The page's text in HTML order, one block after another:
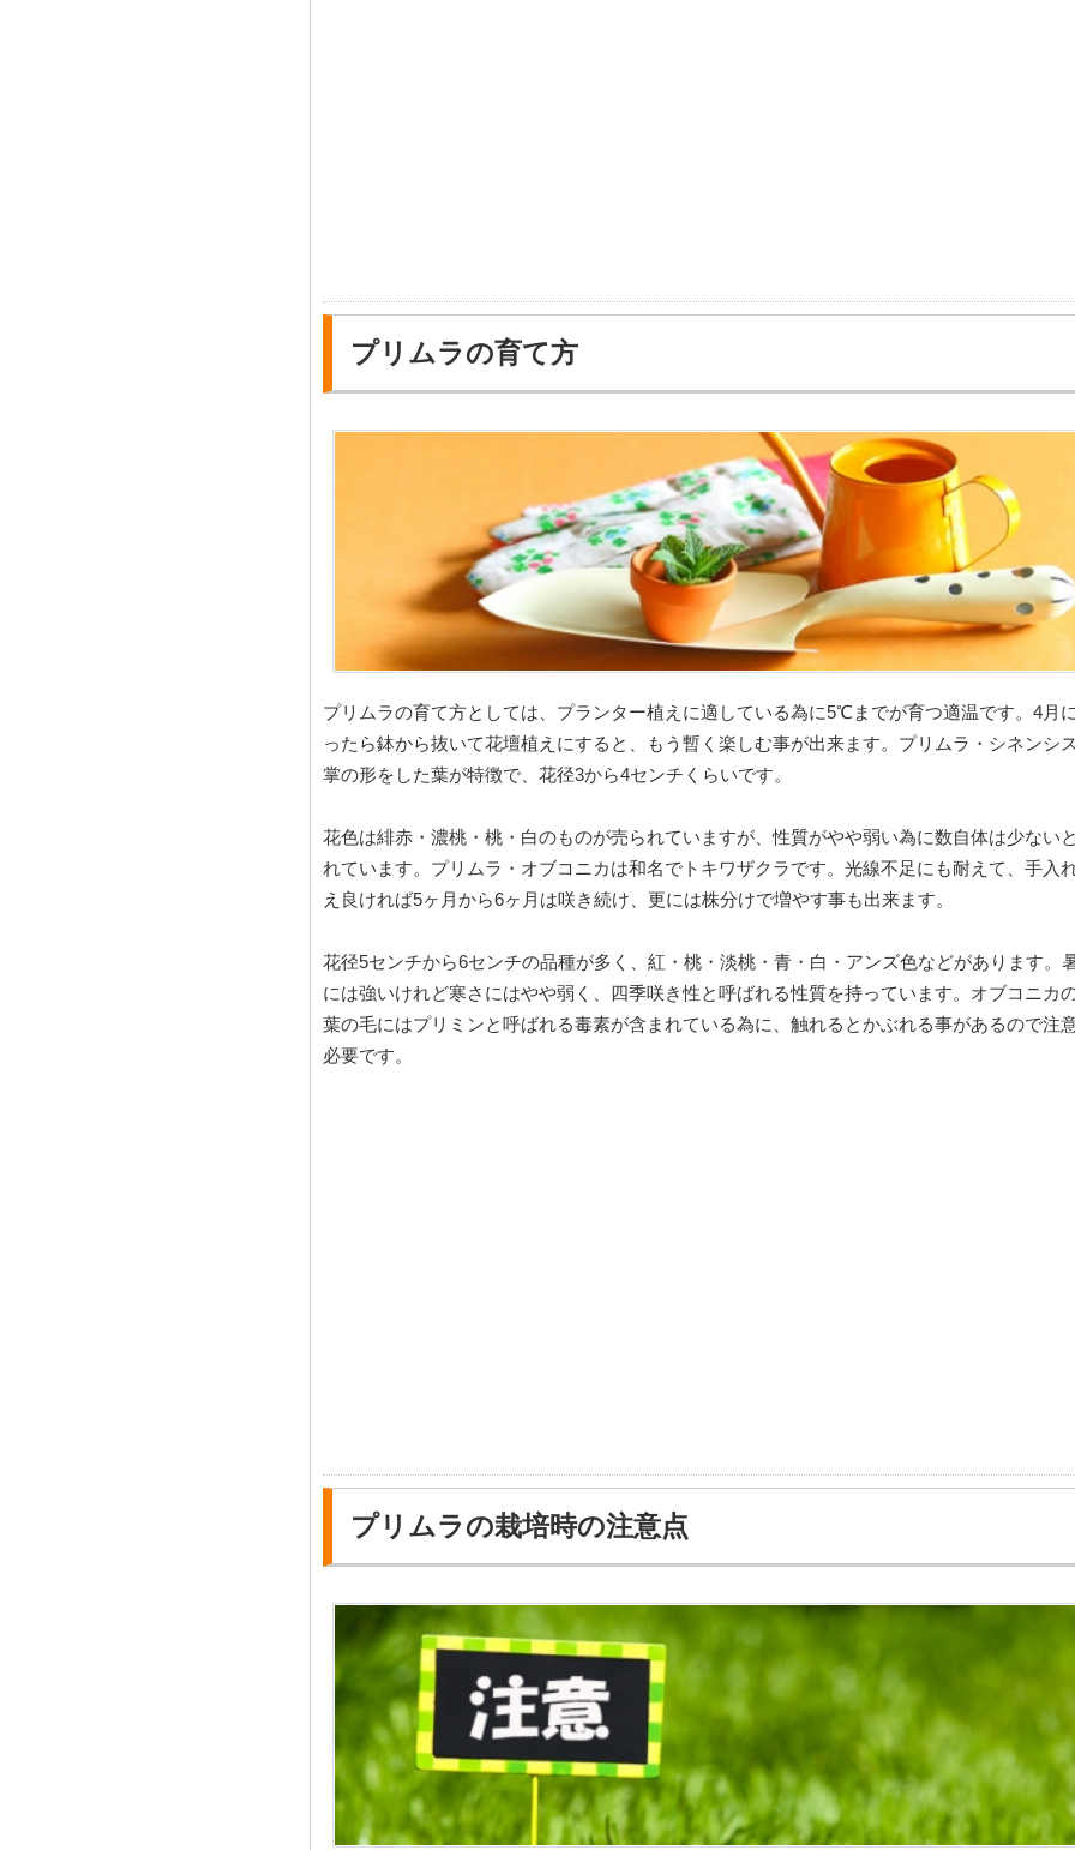
プリムラの育て方
プリムラの育て方としては、プランター植えに適している為に5℃までが育つ適温です。4月
ったら鉢から抜いて花壇植えにすると、もう暫く楽しむ事が出来ます。プリムラ・シネンシ
掌の形をした葉が特徴で、花径3から4センチくらいです。
花色は緋赤・濃桃・桃・白のものが売られていますが、性質がやや弱い為に数自体は少ない
れています。プリムラ・オブコニカは和名でトキワザクラです。光線不足にも耐えて、手入
え良ければ5ヶ月から6ヶ月は咲き続け、更には株分けで増やす事も出来ます。
花径5センチから6センチの品種が多く、紅・桃・淡桃・青・白・アンズ色などがあります。
には強いけれど寒さにはやや弱く、四季咲き性と呼ばれる性質を持っています。オブコニカ
葉の毛にはプリミンと呼ばれる毒素が含まれている為に、触れるとかぶれる事があるので注
必要です。
プリムラの栽培時の注意点